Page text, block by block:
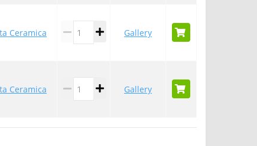
Ceramica Gallery
Ceramica Gallery